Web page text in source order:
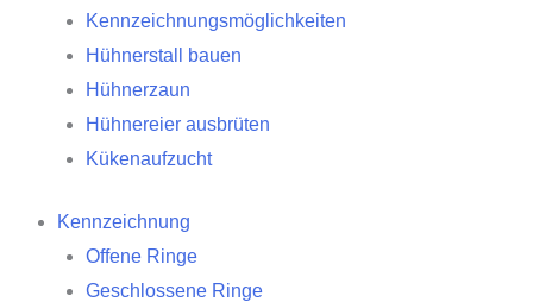
Kennzeichnungsmöglichkeiten
Hühnerstall bauen
Hühnerzaun
Hühnereier ausbrüten
Kükenaufzucht
Kennzeichnung
Offene Ringe
Geschlossene Ringe